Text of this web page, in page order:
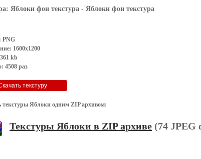
Яблоки фон текстура - Яблоки фон текстура
PNG
1600x1200
kb
4508 раз
текстуры Яблоки одним ZIP архивом:
Текстуры Яблоки в ZIP архиве (74 JPEG